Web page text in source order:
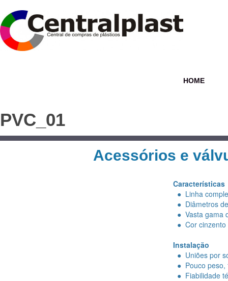
HOME
PVC_01
Acessórios e
Características
● Linha
● Diâmetros
● Vasta gama
● Cor cinzento
Instalação
● Uniões por
● Pouco peso,
● Fiabilidade